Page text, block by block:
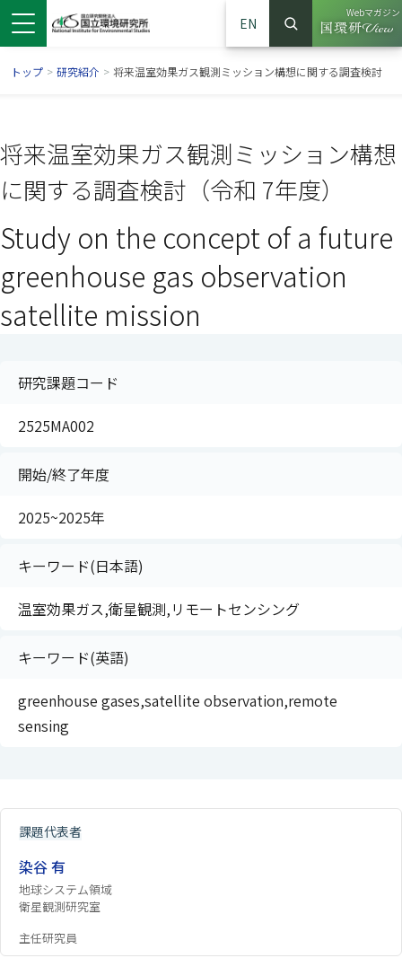
ドウで開きます）
ンドウで開きます）
ウインドウで開きます）
EN
サイト内検索
検索
Webマガジン
（別ウイ
トップ > 研究紹介 > 将来温室効果ガス観測ミッション構想に関する調査検討
将来温室効果ガス観測ミッション構想
に関する調査検討（令和 7年度）
Study on the concept of a future
greenhouse gas observation
satellite mission
研究課題コード
2525MA002
開始/終了年度
2025~2025年
キーワード(日本語)
温室効果ガス,衛星観測,リモートセンシング
キーワード(英語)
greenhouse gases,satellite observation,remote
sensing
課題代表者
染谷 有
地球システム領域
衛星観測研究室
主任研究員